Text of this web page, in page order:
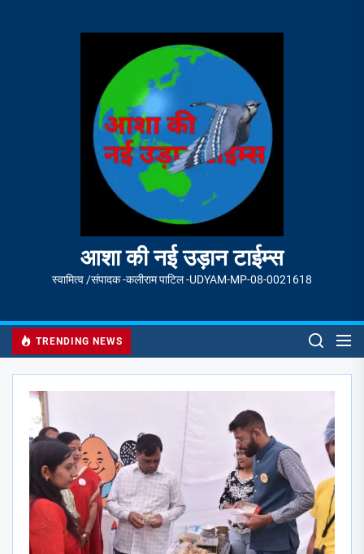
आशा की नई उड़ान टाईम्स
स्वामित्व /संपादक -कलीराम पाटिल -UDYAM-MP-08-0021618
TRENDING NEWS